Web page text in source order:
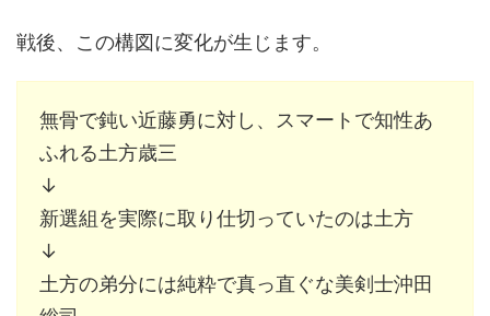
戦後、この構図に変化が生じます。
無骨で鈍い近藤勇に対し、スマートで知性あ
ふれる土方歳三
↓
新選組を実際に取り仕切っていたのは土方
↓
土方の弟分には純粋で真っ直ぐな美剣士沖田